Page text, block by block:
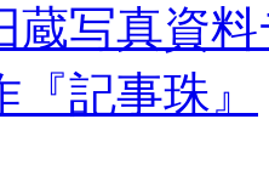
蔵写真資
記事珠』